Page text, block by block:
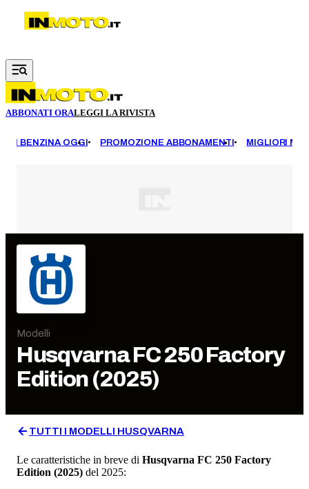
Vai al contenuto principale
ABBONATI ORALEGGI LA RIVISTA
BENZINA OGGI PROMOZIONE ABBONAMENTI MIGLIORI
Modelli
HusqvarnaFC 250 Factory
Edition (2025)
TUTTI I MODELLI HUSQVARNA
Le caratteristiche in breve di Husqvarna FC 250 Factory
Edition (2025) del 2025: